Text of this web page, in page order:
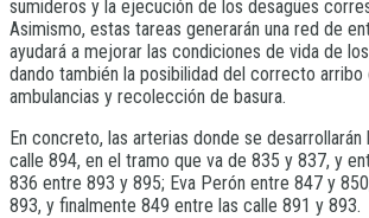
sumideros y la ejecución de los desagües
Asimismo, estas tareas generarán una red de
ayudará a mejorar las condiciones de vida de
dando también la posibilidad del correcto
ambulancias y recolección de basura.
En concreto, las arterias donde se desarrollarán
calle 894, en el tramo que va de 835 y 837, y
836 entre 893 y 895; Eva Perón entre 847 y
893, y finalmente 849 entre las calle 891 y 893.